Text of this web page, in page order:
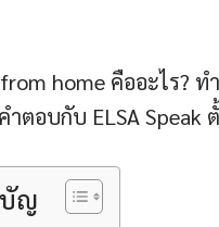
home คืออะไร?
ำตอบกับ ELSA Speak
ญ